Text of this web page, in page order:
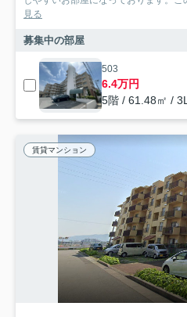
見る
募集中の部屋
503
6.4万円
5階 / 61.48㎡ /
賃貸マンション